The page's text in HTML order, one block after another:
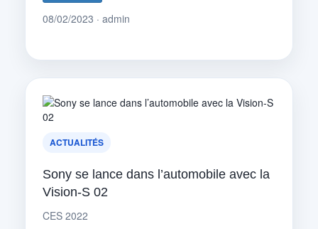
08/02/2023 · admin
ACTUALITÉS
Sony se lance dans l’automobile avec la
Vision-S 02
CES 2022